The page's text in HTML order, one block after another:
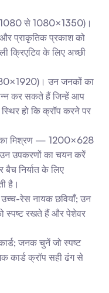
से 1080×1350)।
प्राकृतिक प्रकाश को
क्रिएटिव के लिए अच्छी
उन जनकों का
कर सकते हैं जिन्हें आप
हो कि क्रॉप करने पर
मिश्रण — 1200×628
उन उपकरणों का चयन करें
निर्यात के लिए
है।
रेस नायक छवियाँ; उन
स्पष्ट रखते हैं और पेशेवर
जनक चुनें जो स्पष्ट
कार्ड क्रॉप सही ढंग से